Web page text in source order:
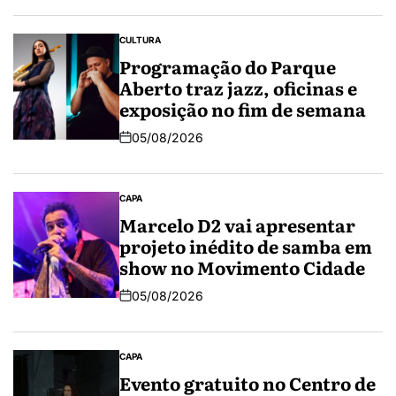
CULTURA
Programação do Parque
Aberto traz jazz, oficinas e
exposição no fim de semana
05/08/2026
CAPA
Marcelo D2 vai apresentar
projeto inédito de samba em
show no Movimento Cidade
05/08/2026
CAPA
Evento gratuito no Centro de